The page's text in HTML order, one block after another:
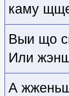
каму
Выи що
Или
А